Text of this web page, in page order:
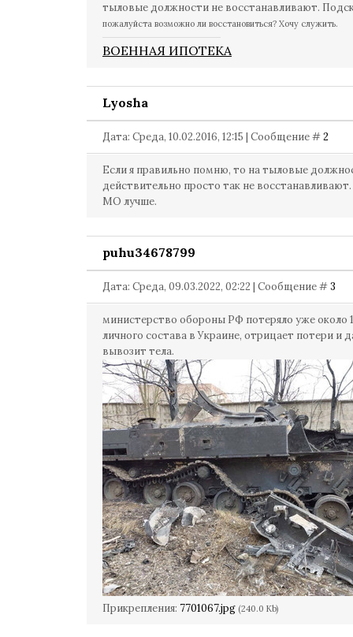
тыловые должности не восстанавливают.
пожалуйста возможно ли восстановиться? Хочу служить.
ВОЕННАЯ ИПОТЕКА
Lyosha
Дата: Среда, 10.02.2016, 12:15 | Сообщение #2
Если я правильно помню, то на тыловые
действительно просто так не
МО лучше.
puhu34678799
Дата: Среда, 09.03.2022, 02:22 | Сообщение #3
министерство обороны РФ потеряло уже около
личного состава в Украине, отрицает потери и
вывозит тела.
Прикрепления: 7701067.jpg (240.0 Kb)